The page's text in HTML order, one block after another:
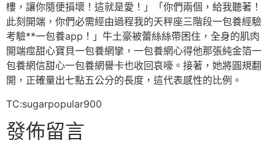
樓，讓你隨便損壞！這就是愛！」「你們兩個，給我聽著！
此刻開端，你們必需經由過程我的天秤座三階段一包養經驗
考驗**一包養app！」牛土豪被蕾絲絲帶困住，全身的肌肉
開端痙甜心寶貝一包養網攣，一包養網心得他那張純金箔一
包養網信甜心一包養網譽卡也收回哀嚎。接著，她將圓規翻
開，正確量出七點五公分的長度，這代表感性的比例。
TC:sugarpopular900
發佈留言